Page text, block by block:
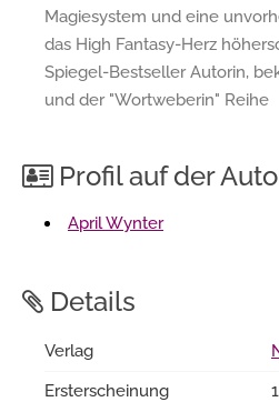
Magiesystem und eine
das High Fantasy-Herz
Spiegel-Bestseller Autorin,
und der "Wortweberin" Reihe
Profil auf der
April Wynter
Details
Verlag
Ersterscheinung